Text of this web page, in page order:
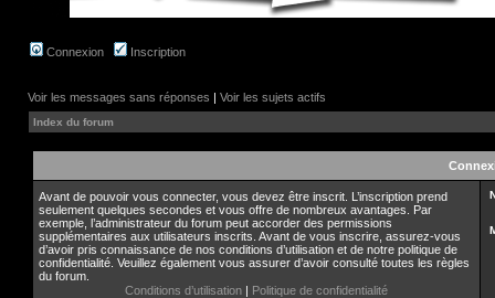
Connexion Inscription
Voir les messages sans réponses | Voir les sujets actifs
Index du forum
Avant de pouvoir vous connecter, vous devez être inscrit. L’inscription prend
seulement quelques secondes et vous offre de nombreux avantages. Par
exemple, l’administrateur du forum peut accorder des permissions
supplémentaires aux utilisateurs inscrits. Avant de vous inscrire, assurez-vous
d’avoir pris connaissance de nos conditions d’utilisation et de notre politique de
confidentialité. Veuillez également vous assurer d’avoir consulté toutes les règles
du forum.
Conditions d’utilisation | Politique de confidentialité